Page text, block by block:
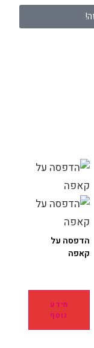
הדפסה על
קאפה
מידע
נוסף